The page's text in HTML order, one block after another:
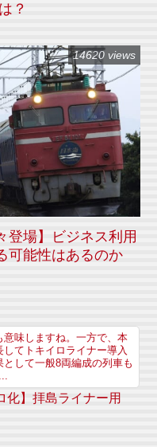
？
登場】ビジネス利用
可能性はあるのか
14620 views
味しますね。一方で、本
てトキイロライナー導入
して一般8両編成の列車も
化】拝島ライナー用